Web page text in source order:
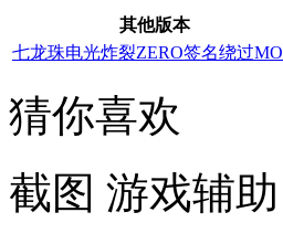
其他版本
七龙珠电光炸裂ZERO签名绕过
猜你喜欢
截图 游戏辅助